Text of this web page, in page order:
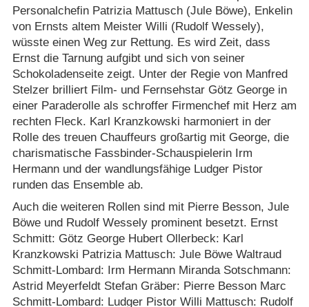
Personalchefin Patrizia Mattusch (Jule Böwe), Enkelin
von Ernsts altem Meister Willi (Rudolf Wessely),
wüsste einen Weg zur Rettung. Es wird Zeit, dass
Ernst die Tarnung aufgibt und sich von seiner
Schokoladenseite zeigt. Unter der Regie von Manfred
Stelzer brilliert Film- und Fernsehstar Götz George in
einer Paraderolle als schroffer Firmenchef mit Herz am
rechten Fleck. Karl Kranzkowski harmoniert in der
Rolle des treuen Chauffeurs großartig mit George, die
charismatische Fassbinder-Schauspielerin Irm
Hermann und der wandlungsfähige Ludger Pistor
runden das Ensemble ab.
Auch die weiteren Rollen sind mit Pierre Besson, Jule
Böwe und Rudolf Wessely prominent besetzt. Ernst
Schmitt: Götz George Hubert Ollerbeck: Karl
Kranzkowski Patrizia Mattusch: Jule Böwe Waltraud
Schmitt-Lombard: Irm Hermann Miranda Sotschmann:
Astrid Meyerfeldt Stefan Gräber: Pierre Besson Marc
Schmitt-Lombard: Ludger Pistor Willi Mattusch: Rudolf